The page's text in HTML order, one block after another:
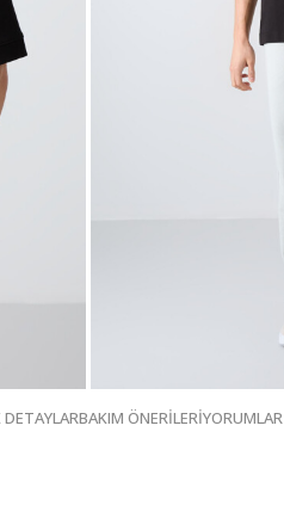
BAKIM ÖNERİLERİYORUMLAR